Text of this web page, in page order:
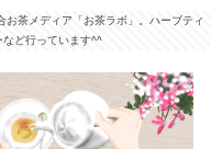
お茶メディア「お茶ラボ」。ハーブティ
など行っています^^